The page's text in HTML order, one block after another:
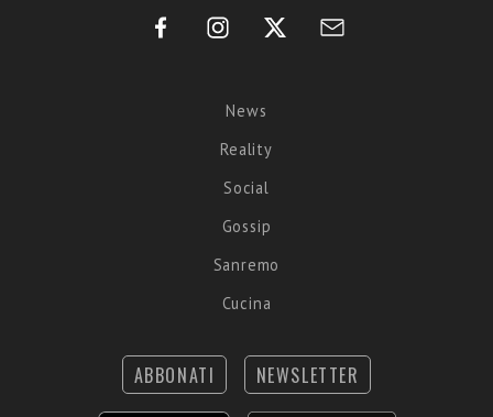
News
Reality
Social
Gossip
Sanremo
Cucina
ABBONATI NEWSLETTER